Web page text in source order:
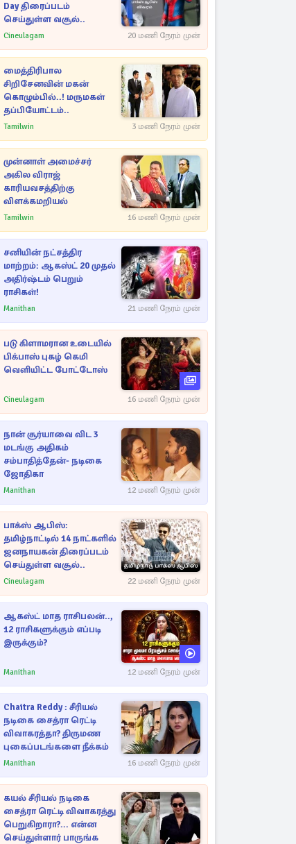
Day திரைப்படம்
செய்துள்ள வசூல்..
Cineulagam 20 மணி நேரம் முன்
மைத்திரிபால
சிறிசேனவின் மகன்
கொழும்பில்..! மருமகள்
தப்பியோட்டம்..
Tamilwin 3 மணி நேரம் முன்
முன்னாள் அமைச்சர்
அகில விராஜ்
காரியவசத்திற்கு
விளக்கமறியல்
Tamilwin 16 மணி நேரம் முன்
சனியின் நட்சத்திர
மாற்றம்: ஆகஸ்ட் 20 முதல்
அதிர்ஷ்டம் பெறும்
ராசிகள்!
Manithan 21 மணி நேரம் முன்
படு கிளாமரான உடையில்
பிக்பாஸ் புகழ் கெமி
வெளியிட்ட போட்டோஸ்
Cineulagam 16 மணி நேரம் முன்
நான் சூர்யாவை விட 3
மடங்கு அதிகம்
சம்பாதித்தேன்- நடிகை
ஜோதிகா
Manithan 12 மணி நேரம் முன்
பாக்ஸ் ஆபிஸ்:
தமிழ்நாட்டில் 14 நாட்களில்
ஜனநாயகன் திரைப்படம்
செய்துள்ள வசூல்..
Cineulagam 22 மணி நேரம் முன்
ஆகஸ்ட் மாத ராசிபலன்..,
12 ராசிகளுக்கும் எப்படி
இருக்கும்?
Manithan 12 மணி நேரம் முன்
Chaitra Reddy : சீரியல்
நடிகை சைத்ரா ரெட்டி
விவாகரத்தா? திருமண
புகைப்படங்களை நீக்கம்
Manithan 16 மணி நேரம் முன்
கயல் சீரியல் நடிகை
சைத்ரா ரெட்டி விவாகரத்து
பெறுகிறாரா?... என்ன
செய்துள்ளார் பாருங்க